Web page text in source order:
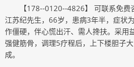
【178--0120--4826】 可联系免费
江苏纪先生，66岁，患病3年半，症状
作僵硬，伴心慌出汗、需人搀扶。采用
强健筋骨，调理5疗程后，上下楼胆子
成。